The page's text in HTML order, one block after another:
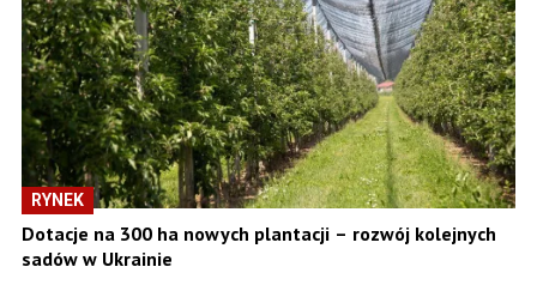
RYNEK
Dotacje na 300 ha nowych plantacji – rozwój kolejnych
sadów w Ukrainie